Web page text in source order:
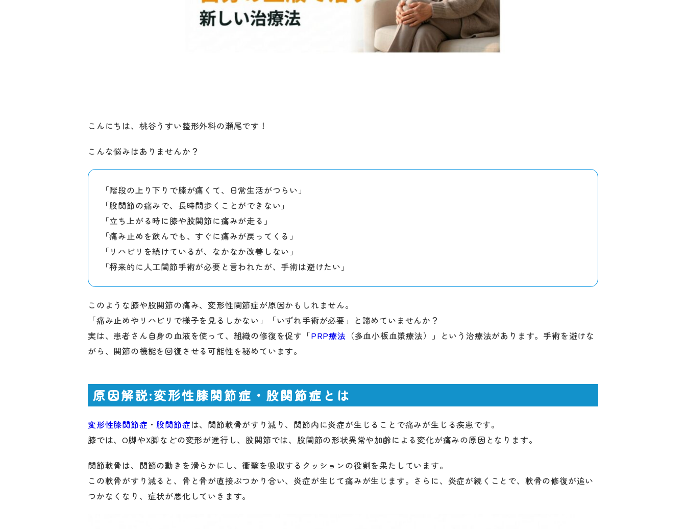
こんにちは、桃谷うすい整形外科の瀬尾です！
こんな悩みはありませんか？
「階段の上り下りで膝が痛くて、日常生活がつらい」
「股関節の痛みで、長時間歩くことができない」
「立ち上がる時に膝や股関節に痛みが走る」
「痛み止めを飲んでも、すぐに痛みが戻ってくる」
「リハビリを続けているが、なかなか改善しない」
「将来的に人工関節手術が必要と言われたが、手術は避けたい」
このような膝や股関節の痛み、変形性関節症が原因かもしれません。
「痛み止めやリハビリで様子を見るしかない」「いずれ手術が必要」と諦めていませんか？
実は、患者さん自身の血液を使って、組織の修復を促す「PRP療法 （多血小板血漿療法）」という治療法があります。手術を避けな
がら、関節の機能を回復させる可能性を秘めています。
原因解説:変形性膝関節症・股関節症とは
変形性膝関節症 ・股関節症は、関節軟骨がすり減り、関節内に炎症が生じることで痛みが生じる疾患です。
膝では、O脚やX脚などの変形が進行し、股関節では、股関節の形状異常や加齢による変化が痛みの原因となります。
関節軟骨は、関節の動きを滑らかにし、衝撃を吸収するクッションの役割を果たしています。
この軟骨がすり減ると、骨と骨が直接ぶつかり合い、炎症が生じて痛みが生じます。さらに、炎症が続くことで、軟骨の修復が追い
つかなくなり、症状が悪化していきます。